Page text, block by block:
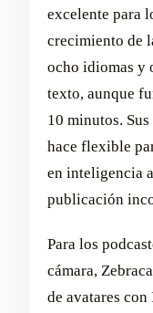
excelente para
crecimiento de
ocho idiomas y
texto, aunque
10 minutos.
hace flexible
en inteligencia
publicación
Para los
cámara,
de avatares